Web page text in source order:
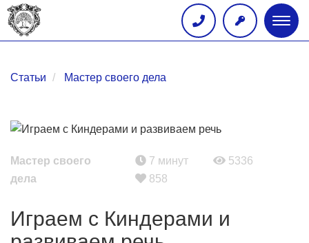
меню
Статьи Мастер своего дела
Мастер своего
дела
7 минут
5336
858
Играем с Киндерами и